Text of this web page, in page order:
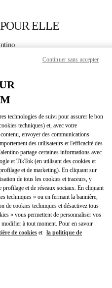
ELLE
DIRECTIONSLINK
Link Opens in New Tab
technologies de suivi pour assurer le bon
techniques) et, avec votre
envoyer des communications
des utilisateurs et l'efficacité des
partage certaines informations avec
et TikTok (en utilisant des cookies et
et de marketing). En cliquant sur
de tous les cookies et traceurs, y
et de réseaux sociaux. En cliquant
techniques » ou en fermant la bannière,
de cookies techniques et désactivez tous
» vous permettent de personnaliser vos
à tout moment. Pour en savoir
de cookies et la politique de
Continuer sans accepter